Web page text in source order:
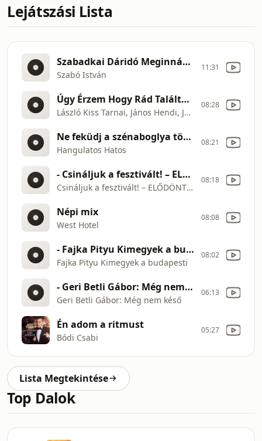
Lejátszási Lista
Szabadkai Dáridó Meginnám a vörös bort
Szabó István
11:31
Úgy Érzem Hogy Rád Találtam
László Kiss Tarnai, János Hendi, János Hendi
08:28
Ne feküdj a szénaboglya tövébe, Kék pántlika a harisnyám, Rigó, rigó, sárgarigó
Hangulatos Hatos
08:21
- Csináljuk a fesztivált! – ELŐDÖNTŐ – KICSIKE VIGYÁZZON… (NYÁRI ALIZ ÉS BOKOR BARNA)
Csináljuk a fesztivált! – ELŐDÖNTŐ – KICSIKE VIGYÁZZON… (NYÁRI ALIZ ÉS BOKOR BARNA)
08:18
Népi mix
West Hotel
08:08
- Fajka Pityu Kimegyek a budapesti
Fajka Pityu Kimegyek a budapesti
08:02
- Geri Betli Gábor: Még nem késő
Geri Betli Gábor: Még nem késő
06:13
Én adom a ritmust
Bódi Csabi
05:27
Lista Megtekintése
Top Dalok